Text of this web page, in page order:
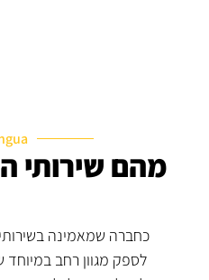
מהם שירותי
כחברה שמאמינה
לספק מגוון רחב במיוחד